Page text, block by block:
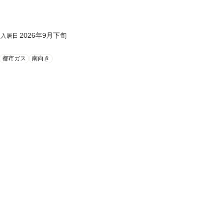
入居日 2026年9月下旬
都市ガス 南向き